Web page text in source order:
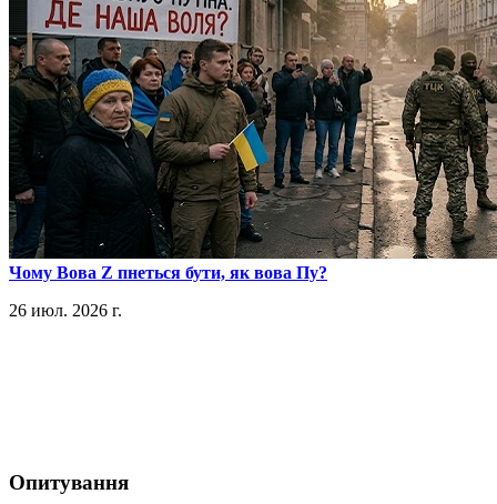
​Чому Вова Z пнеться бути, як вова Пу?
26 июл. 2026 г.
Опитування